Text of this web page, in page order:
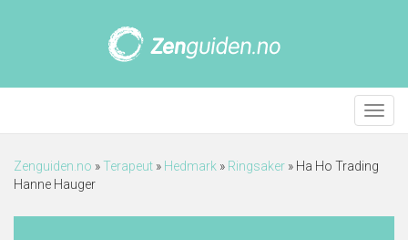
Meny
Zenguiden.no »Terapeut » Hedmark » Ringsaker » Ha Ho Trading
Hanne Hauger